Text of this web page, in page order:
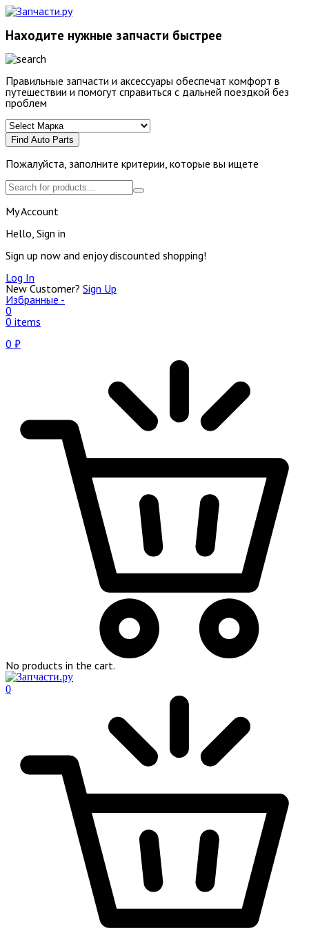
Находите нужные запчасти быстрее
Правильные запчасти и аксессуары обеспечат комфорт в
путешествии и помогут справиться с дальней поездкой без
проблем
Find Auto Parts
Пожалуйста, заполните критерии, которые вы ищете
My Account
Hello, Sign in
Sign up now and enjoy discounted shopping!
Log In
New Customer? Sign Up
Избранные -
0
0 items
0 ₽
No products in the cart.
0